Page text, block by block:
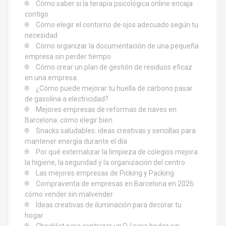
Cómo saber si la terapia psicológica online encaja
contigo
Cómo elegir el contorno de ojos adecuado según tu
necesidad
Cómo organizar la documentación de una pequeña
empresa sin perder tiempo
Cómo crear un plan de gestión de residuos eficaz
en una empresa
¿Cómo puede mejorar tu huella de carbono pasar
de gasolina a electricidad?
Mejores empresas de reformas de naves en
Barcelona: cómo elegir bien
Snacks saludables: ideas creativas y sencillas para
mantener energía durante el día
Por qué externalizar la limpieza de colegios mejora
la higiene, la seguridad y la organización del centro
Las mejores empresas de Picking y Packing
Compraventa de empresas en Barcelona en 2026:
cómo vender sin malvender
Ideas creativas de iluminación para decorar tu
hogar